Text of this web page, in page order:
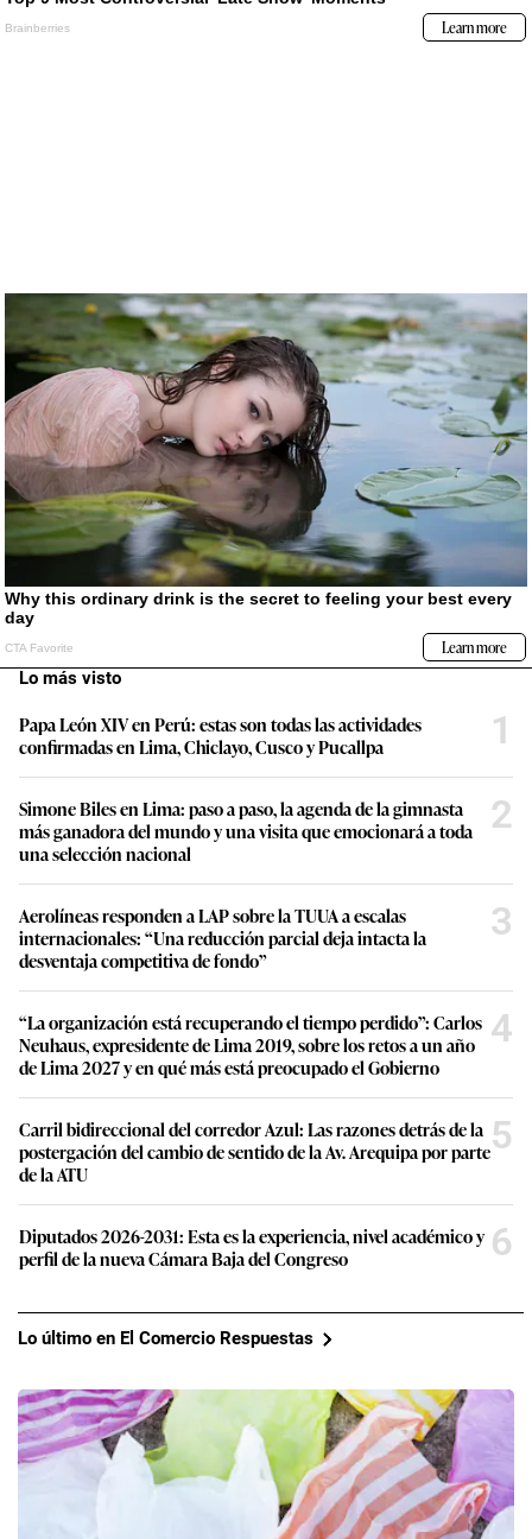
Lo más visto
Papa León XIV en Perú: estas son todas las actividades
confirmadas en Lima, Chiclayo, Cusco y Pucallpa
1
Simone Biles en Lima: paso a paso, la agenda de la gimnasta
más ganadora del mundo y una visita que emocionará a toda
una selección nacional
2
Aerolíneas responden a LAP sobre la TUUA a escalas
internacionales: “Una reducción parcial deja intacta la
desventaja competitiva de fondo”
3
“La organización está recuperando el tiempo perdido”: Carlos
Neuhaus, expresidente de Lima 2019, sobre los retos a un año
de Lima 2027 y en qué más está preocupado el Gobierno
4
Carril bidireccional del corredor Azul: Las razones detrás de la
postergación del cambio de sentido de la Av. Arequipa por parte
de la ATU
5
Diputados 2026-2031: Esta es la experiencia, nivel académico y
perfil de la nueva Cámara Baja del Congreso
6
Lo último en El Comercio Respuestas